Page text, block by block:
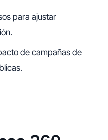
para ajustar
de campañas de